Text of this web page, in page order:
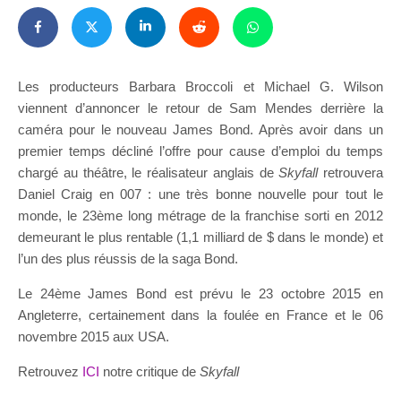
Les producteurs Barbara Broccoli et Michael G. Wilson
viennent d’annoncer le retour de Sam Mendes derrière la
caméra pour le nouveau James Bond. Après avoir dans un
premier temps décliné l’offre pour cause d’emploi du temps
chargé au théâtre, le réalisateur anglais deSkyfallretrouvera
Daniel Craig en 007 : une très bonne nouvelle pour tout le
monde, le 23ème long métrage de la franchise sorti en 2012
demeurant le plus rentable (1,1 milliard de $ dans le monde) et
l’un des plus réussis de la saga Bond.
Le 24ème James Bond est prévu le 23 octobre 2015 en
Angleterre, certainement dans la foulée en France et le 06
novembre 2015 aux USA.
Retrouvez ICI notre critique de Skyfall